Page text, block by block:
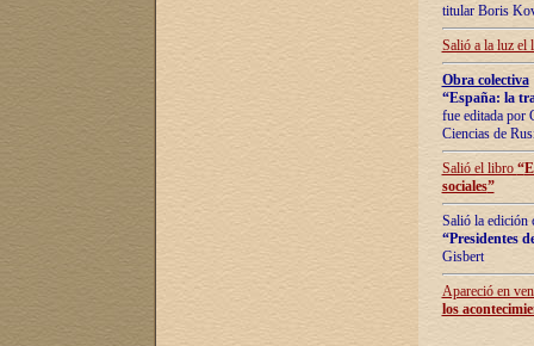
titular Boris
Salió a la luz el
Obra colectiva
“España: la
fue editada por
Ciencias de
Salió el libro “
sociales”
Salió la edición
“Presidentes
Gisbert
Apareció en
los